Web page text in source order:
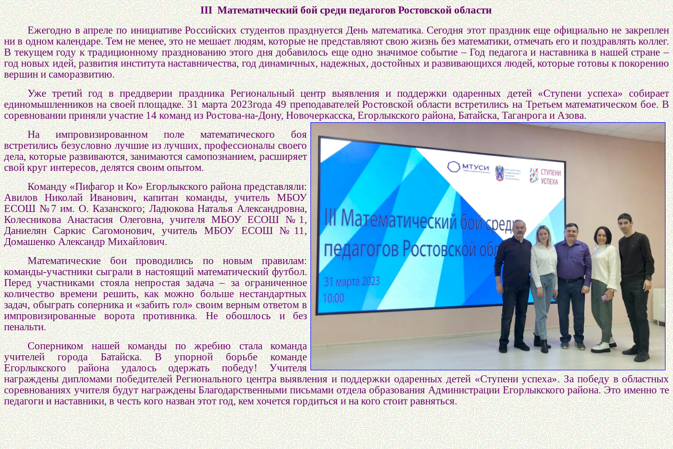
IIIМатематический бой среди педагогов Ростовской области
Ежегодно в апреле по инициативе Российских студентов празднуется День математика. Сегодня этот праздник еще официально не закреплен
ни в одном календаре. Тем не менее, это не мешает людям, которые не представляют свою жизнь без математики, отмечать его и поздравлять коллег.
В текущем году к традиционному празднованию этого дня добавилось еще одно значимое событие – Год педагога и наставника в нашей стране –
год новых идей, развития института наставничества, год динамичных, надежных, достойных и развивающихся людей, которые готовы к покорению
вершин и саморазвитию.
Уже третий год в преддверии праздника Региональный центр выявления и поддержки одаренных детей «Ступени успеха» собирает
единомышленников на своей площадке. 31 марта 2023года 49 преподавателей Ростовской области встретились на Третьем математическом бое. В
соревновании приняли участие 14 команд из Ростова-на-Дону, Новочеркасска, Егорлыкского района, Батайска, Таганрога и Азова.
На импровизированном поле математического боя
встретились безусловно лучшие из лучших, профессионалы своего
дела, которые развиваются, занимаются самопознанием, расширяет
свой круг интересов, делятся своим опытом.
Команду «Пифагор и Ко» Егорлыкского района представляли:
Авилов Николай Иванович, капитан команды, учитель МБОУ
ЕСОШ №7 им. О. Казанского; Ладюкова Наталья Александровна,
Колесникова Анастасия Олеговна, учителя МБОУ ЕСОШ №1,
Даниелян Саркис Сагомонович, учитель МБОУ ЕСОШ №11,
Домашенко Александр Михайлович.
Математические бои проводились по новым правилам:
команды-участники сыграли в настоящий математический футбол.
Перед участниками стояла непростая задача – за ограниченное
количество времени решить, как можно больше нестандартных
задач, обыграть соперника и «забить гол» своим верным ответом в
импровизированные ворота противника. Не обошлось и без
пенальти.
Соперником нашей команды по жребию стала команда
учителей города Батайска. В упорной борьбе команде
Егорлыкского района удалось одержать победу! Учителя
награждены дипломами победителейРегионального центра выявления и поддержки одаренных детей «Ступени успеха». За победу в областных
соревнованиях учителя будут награждены Благодарственными письмами отдела образования Администрации Егорлыкского района. Это именно те
педагоги и наставники, в честь кого назван этот год, кем хочется гордиться и на кого стоит равняться.